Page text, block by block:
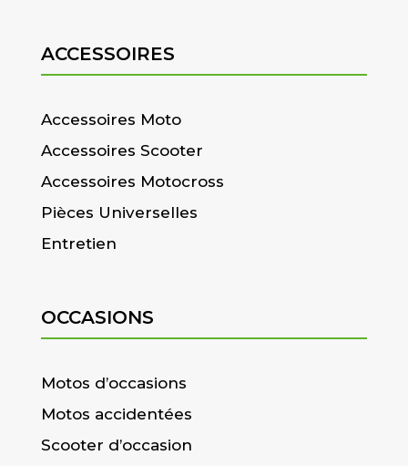
ACCESSOIRES
Accessoires Moto
Accessoires Scooter
Accessoires Motocross
Pièces Universelles
Entretien
OCCASIONS
Motos d’occasions
Motos accidentées
Scooter d’occasion